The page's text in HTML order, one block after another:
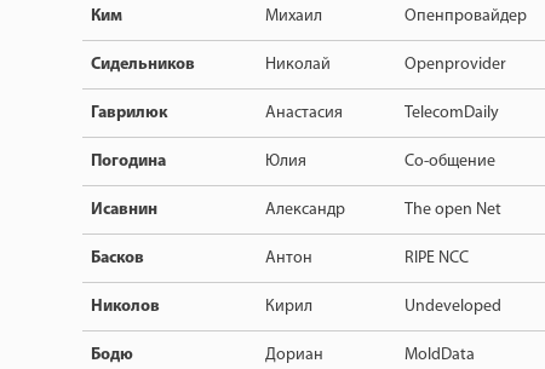
Ким Михаил Опенпровайдер
Сидельников Николай Openprovider
Гаврилюк Анастасия TelecomDaily
Погодина Юлия Со-общение
Исавнин Александр The open Net
Басков Антон RIPE NCC
Николов Кирил Undeveloped
Бодю Дориан MoldData